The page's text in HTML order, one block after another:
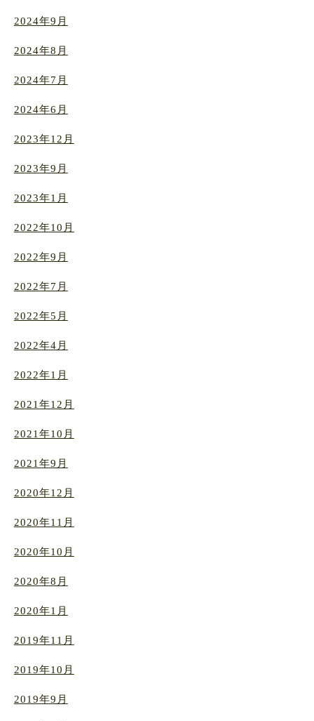
2024年9月
2024年8月
2024年7月
2024年6月
2023年12月
2023年9月
2023年1月
2022年10月
2022年9月
2022年7月
2022年5月
2022年4月
2022年1月
2021年12月
2021年10月
2021年9月
2020年12月
2020年11月
2020年10月
2020年8月
2020年1月
2019年11月
2019年10月
2019年9月